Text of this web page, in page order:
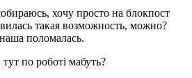
хочу просто на блокпост
такая возможность, можно?
поломалась.
по роботі мабуть?